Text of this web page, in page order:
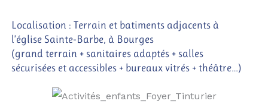
Localisation : Terrain et batiments adjacents à
l’église Sainte-Barbe, à Bourges
(grand terrain + sanitaires adaptés + salles
sécurisées et accessibles + bureaux vitrés + théâtre…)